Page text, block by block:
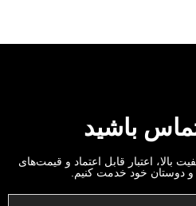
باشید
بالا، اعتبار قابل اعتماد و قیمت‌های
دوستان خود خدمت کنیم.